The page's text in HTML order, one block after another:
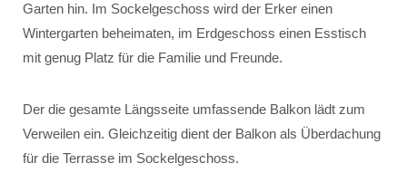
Garten hin. Im Sockelgeschoss wird der Erker einen
Wintergarten beheimaten, im Erdgeschoss einen Esstisch
mit genug Platz für die Familie und Freunde.
Der die gesamte Längsseite umfassende Balkon lädt zum
Verweilen ein. Gleichzeitig dient der Balkon als Überdachung
für die Terrasse im Sockelgeschoss.